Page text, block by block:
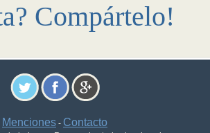
Compártelo!
Menciones - Contacto